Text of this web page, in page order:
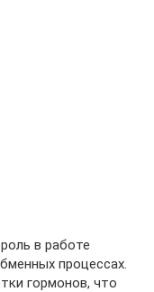
в работе
процессах.
гормонов, что